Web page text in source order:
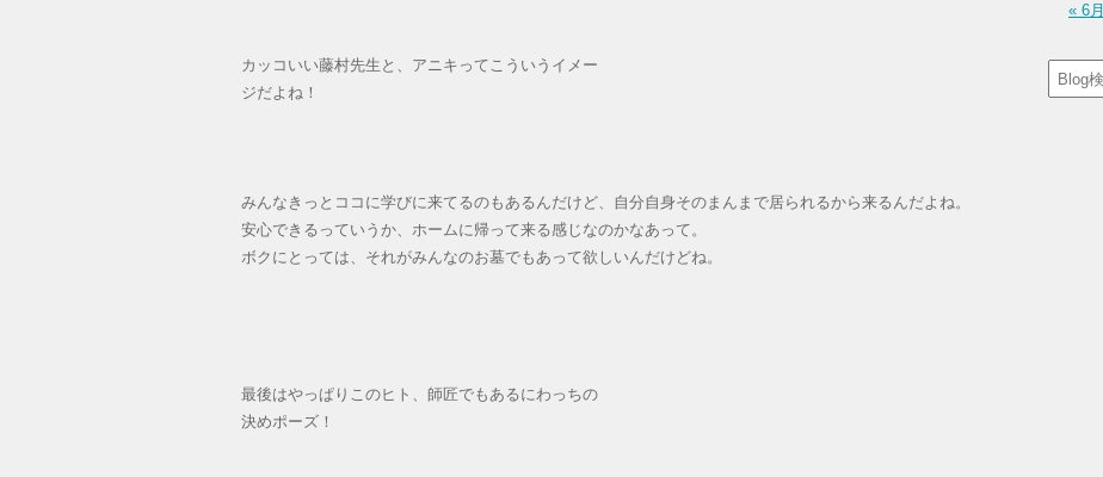
カッコいい藤村先生と、アニキってこういうイメー
ジだよね！
みんなきっとココに学びに来てるのもあるんだけど、自分自身そのまんまで居られるから来るんだよね。
安心できるっていうか、ホームに帰って来る感じなのかなあって。
ボクにとっては、それがみんなのお墓でもあって欲しいんだけどね。
最後はやっぱりこのヒト、師匠でもあるにわっちの
決めポーズ！
« 6月